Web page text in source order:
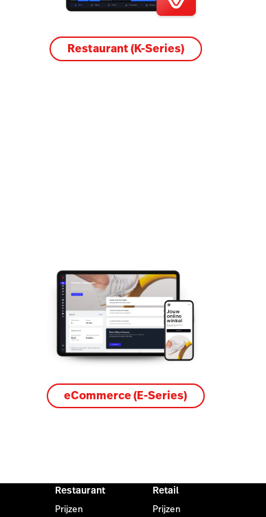
Restaurant (K-Series)
eCommerce (E-Series)
Restaurant
Prijzen
Retail
Prijzen